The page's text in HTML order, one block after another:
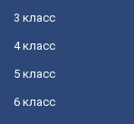
3 класс
4 класс
5 класс
6 класс